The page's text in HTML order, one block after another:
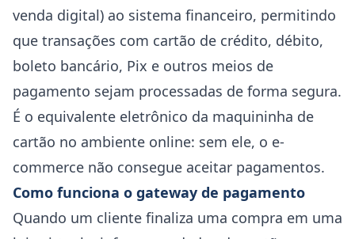
venda digital) ao sistema financeiro, permitindo
que transações com cartão de crédito, débito,
boleto bancário, Pix e outros meios de
pagamento sejam processadas de forma segura.
É o equivalente eletrônico da maquininha de
cartão no ambiente online: sem ele, o e-
commerce não consegue aceitar pagamentos.
Como funciona o gateway de pagamento
Quando um cliente finaliza uma compra em uma